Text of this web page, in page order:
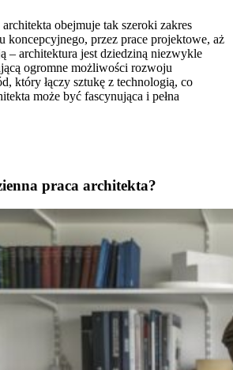
obejmuje tak szeroki zakres
koncepcyjnego, przez prace projektowe, aż
– architektura jest dziedziną niezwykle
ogromne możliwości rozwoju
który łączy sztukę z technologią, co
może być fascynująca i pełna
praca architekta?